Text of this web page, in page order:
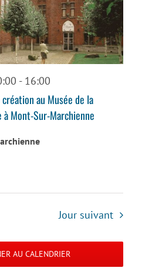
- 16:00
au Musée de la
à Mont-Sur-Marchienne
Jour suivant
AU CALENDRIER